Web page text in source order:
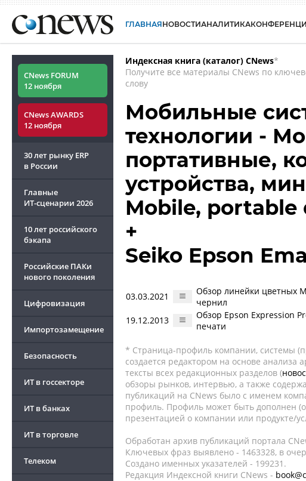
ГЛАВНАЯНОВОСТИАНАЛИТИКА
CNews FORUM
12 ноября
CNews AWARDS
12 ноября
30 лет рынку ERP
в России
Главные
ИТ-сценарии 2026
10 лет российского
бэкапа
Российские ПАКи
нового поколения
Цифровизация
Импортозамещение
Безопасность
ИТ в госсекторе
ИТ в банках
ИТ в торговле
Телеком
Индексная книга (каталог) CNews*
Получите все материалы CNews по
слову
Мобильные
технологии -
портативные,
устройства,
Mobile, portable
+
Seiko Epson
03.03.2021
Обзор линейки цветных
чернил
19.12.2013
Обзор Epson Expression
печати
* Страница-профиль компании, системы
создается редактором на основе
тексты всех редакционных разделов (
обзоры рынков, интервью, а также
публикаций на CNews было с именем
профиль. Профиль может быть дополнен
презентацией о компании или продукте/
Обработан архив публикаций портала
Ключевых фраз выявлено - 1463328, в
Создано именных указателей - 199231.
Редакция Индексной книги CNews -